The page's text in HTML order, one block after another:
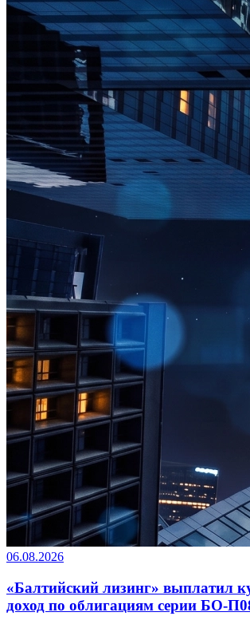
06.08.2026
«Балтийский лизинг» выплатил
доход по облигациям серии БО-